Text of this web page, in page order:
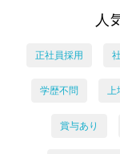
人
正社員採用
学歴不問
賞与あり